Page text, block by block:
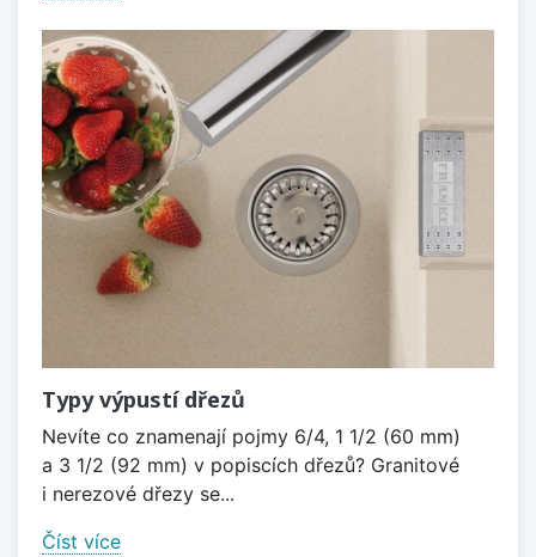
Typy výpustí dřezů
Nevíte co znamenají pojmy 6/4, 1 1/2 (60 mm)
a 3 1/2 (92 mm) v popiscích dřezů? Granitové
i nerezové dřezy se...
Číst více